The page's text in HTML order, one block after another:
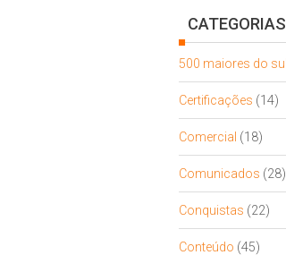
CATEGORIAS
500 maiores do sul
Certificações (14)
Comercial (18)
Comunicados (28)
Conquistas (22)
Conteúdo (45)